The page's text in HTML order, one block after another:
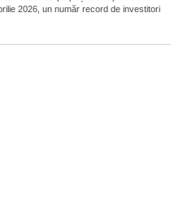
2026, un număr record de investitori